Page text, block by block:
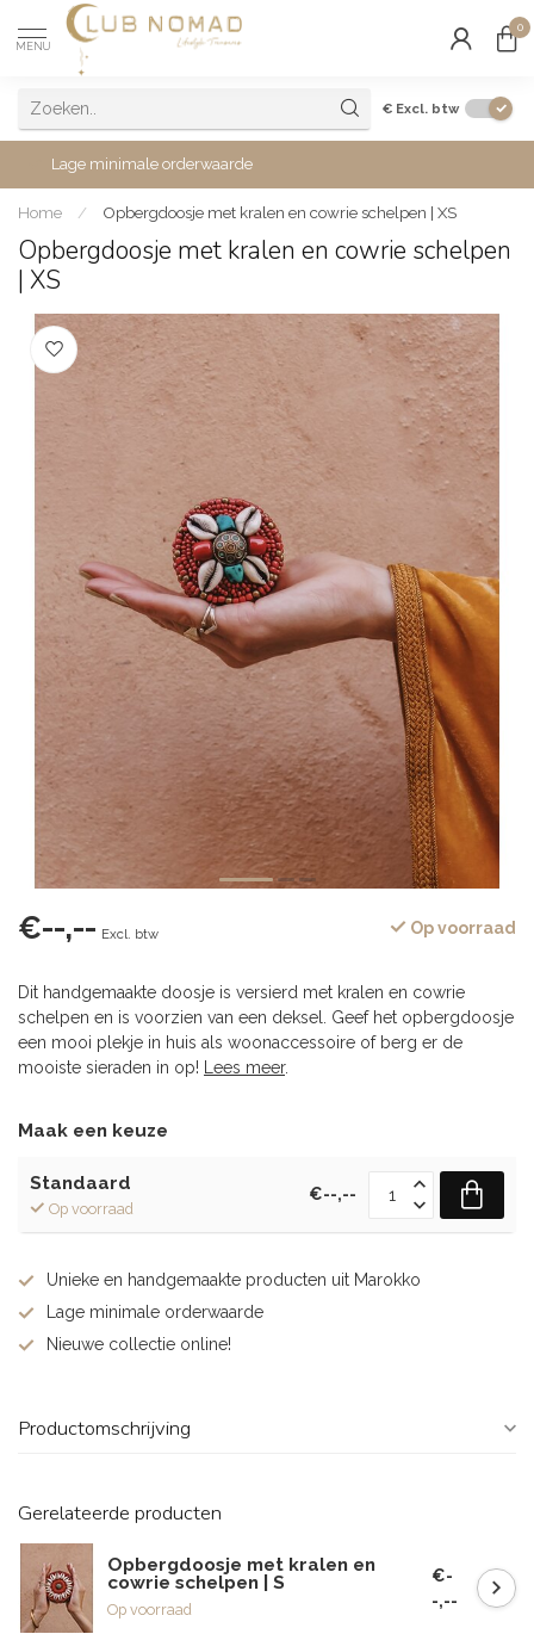
MENU
0
€ Excl. btw
Lage minimale orderwaarde
Home / Opbergdoosje met kralen en cowrie schelpen | XS
Opbergdoosje met kralen en cowrie schelpen
| XS
€--,-- Excl. btw Op voorraad
Dit handgemaakte doosje is versierd met kralen en cowrie
schelpen en is voorzien van een deksel. Geef het opbergdoosje
een mooi plekje in huis als woonaccessoire of berg er de
mooiste sieraden in op! Lees meer.
Maak een keuze
Standaard
Op voorraad
€--,--
Unieke en handgemaakte producten uit Marokko
Lage minimale orderwaarde
Nieuwe collectie online!
Productomschrijving
Gerelateerde producten
Opbergdoosje met kralen en
cowrie schelpen | S
Op voorraad
€-
-,--